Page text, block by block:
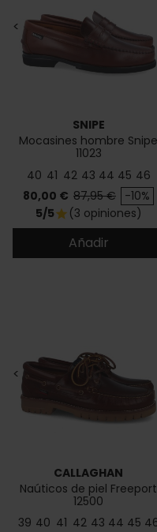
<
SNIPE
Mocasines hombre Snipe
11023
40 41 42 43 44 45 46
Precio
80,00 € Precio base
87,95 € -10%
5/5star (3 opiniones)
Añadir
<
CALLAGHAN
Naúticos de piel Freeport
12500
39 40 41 42 43 44 45